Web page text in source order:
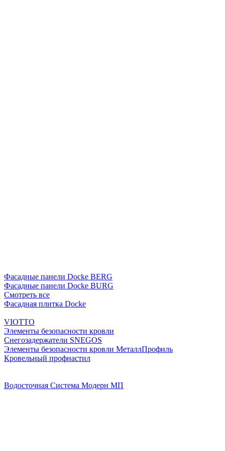
Фасадные панели Docke BERG
Фасадные панели Docke BURG
Смотреть все
Фасадная плитка Docke
VIOTTO
Элементы безопасности кровли
Снегозадержатели SNEGOS
Элементы безопасности кровли МеталлПрофиль
Кровельный профнастил
Водосточная Система Модерн МП